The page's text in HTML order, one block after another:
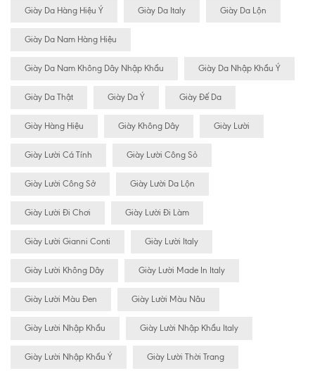
Giày Da Hàng Hiệu Ý Giày Da Italy Giày Da Lộn
Giày Da Nam Hàng Hiệu
Giày Da Nam Không Dây Nhập Khẩu Giày Da Nhập Khẩu Ý
Giày Da Thật Giày Da Ý Giày Đế Da
Giày Hàng Hiệu Giày Không Dây Giày Lười
Giày Lười Cá Tính Giày Lười Công Sỏ
Giày Lười Công Sở Giày Lười Da Lộn
Giày Lười Đi Chơi Giày Lười Đi Làm
Giày Lười Gianni Conti Giày Lười Italy
Giày Lười Không Dây Giày Lười Made In Italy
Giày Lười Màu Đen Giày Lười Màu Nâu
Giày Lười Nhập Khẩu Giày Lười Nhập Khẩu Italy
Giày Lười Nhập Khẩu Ý Giày Lười Thời Trang